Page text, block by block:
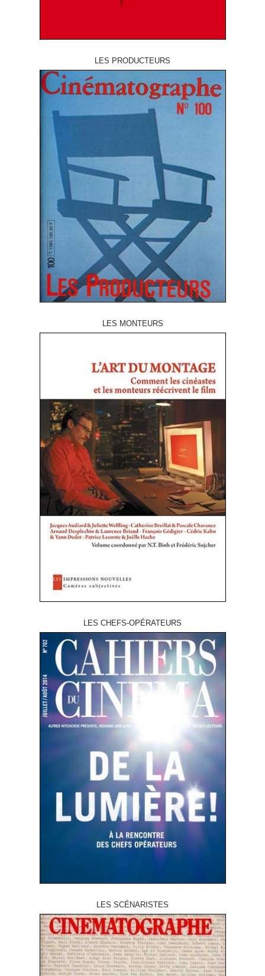
LES PRODUCTEURS
LES MONTEURS
LES CHEFS-OPÉRATEURS
LES SCÉNARISTES